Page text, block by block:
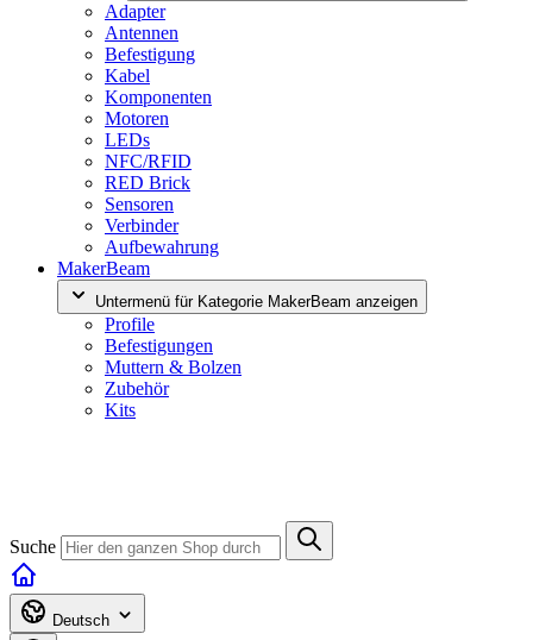
Adapter
Antennen
Befestigung
Kabel
Komponenten
Motoren
LEDs
NFC/RFID
RED Brick
Sensoren
Verbinder
Aufbewahrung
MakerBeam
Untermenü für Kategorie MakerBeam anzeigen
Profile
Befestigungen
Muttern & Bolzen
Zubehör
Kits
Suche
Deutsch